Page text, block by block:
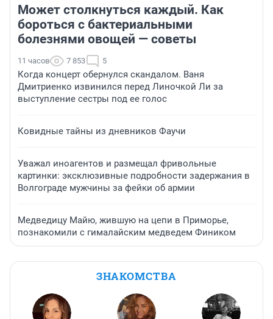
Может столкнуться каждый. Как
бороться с бактериальными
болезнями овощей — советы
11 часов 7 853 5
Когда концерт обернулся скандалом. Ваня
Дмитриенко извинился перед Линочкой Ли за
выступление сестры под ее голос
Ковидные тайны из дневников Фаучи
Уважал иноагентов и размещал фривольные
картинки: эксклюзивные подробности задержания в
Волгограде мужчины за фейки об армии
Медведицу Майю, жившую на цепи в Приморье,
познакомили с гималайским медведем Фиником
ЗНАКОМСТВА